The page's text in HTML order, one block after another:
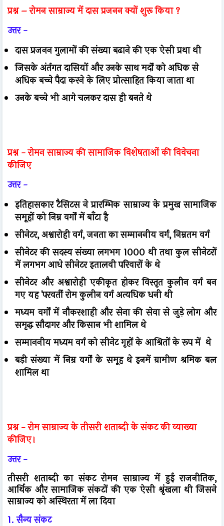
प्रश्न – रोमन साम्राज्य में दास प्रजनन क्यों शुरू किया ?
उत्तर -
दास प्रजनन गुलामों की संख्या बढाने की एक ऐसी प्रथा थी
जिसके अंर्तगत दासियों और उनके साथ मर्दों को अधिक से
अधिक बच्चे पैदा करने के लिए प्रोत्साहित किया जाता था
उनके बच्चे भी आगे चलकर दास ही बनते थे
प्रश्न - रोमन साम्राज्य की सामाजिक विशेषताओं की विवेचना
कीजिए
उत्तर -
इतिहासकार टैसिटस ने प्रारम्भिक साम्राज्य के प्रमुख सामाजिक
समूहों को निम्न वर्गों में बाँटा है
सीनेटर, अश्वारोही वर्ग, जनता का सम्माननीय वर्ग, निम्नतम वर्ग
सीनेटर की सदस्य संख्या लगभग 1000 थी तथा कुल सीनेटरों
में लगभग आधे सीनेटर इतालवी परिवारों के थे
सीनेटर और अश्वारोही एकीकृत होकर विस्तृत कुलीन वर्ग बन
गए यह 'परवर्ती रोम कुलीन वर्ग अत्यधिक धनी थी
मध्यम वर्गों में नौकरशाही और सेना की सेवा से जुड़े लोग और
समृद्ध सौदागर और किसान भी शामिल थे
सम्माननीय मध्यम वर्ग को सीनेट गृहों के आश्रितों के रूप में थे
बड़ी संख्या में निम्र वर्गों के समूह थे इनमें ग्रामीण श्रमिक बल
शामिल था
प्रश्न -रोम साम्राज्य के तीसरी शताब्दी के संकट की व्याख्या
कीजिए।
उत्तर -
तीसरी शताब्दी का संकट रोमन साम्राज्य में हुई राजनीतिक,
आर्थिक और सामाजिक संकटों की एक ऐसी श्रृंखला थी जिसने
साम्राज्य को अस्थिरता में ला दिया
1. सैन्य संकट